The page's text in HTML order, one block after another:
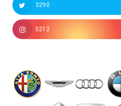
3290
5212